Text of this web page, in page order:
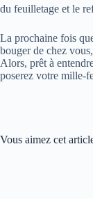
du feuilletage et le
La prochaine fois
bouger de chez
Alors, prêt à
poserez votre mille-
Vous aimez cet